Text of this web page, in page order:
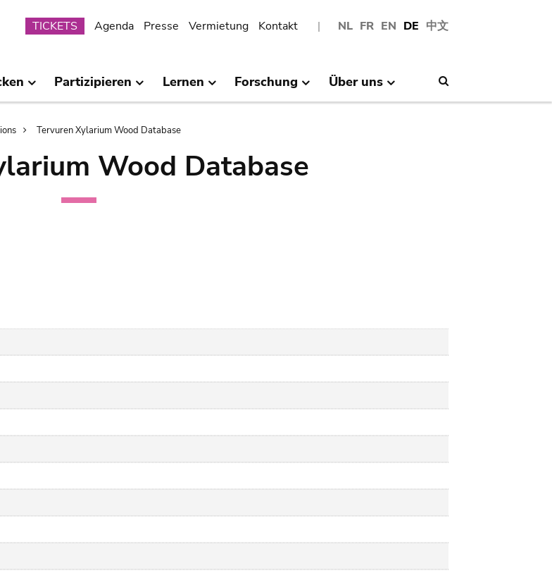
NL FR EN DE 中文
Submenu
TICKETS Agenda Presse Vermietung Kontakt
Partizipieren Lernen Forschung Über uns
Tervuren Xylarium Wood Database
Wood Database